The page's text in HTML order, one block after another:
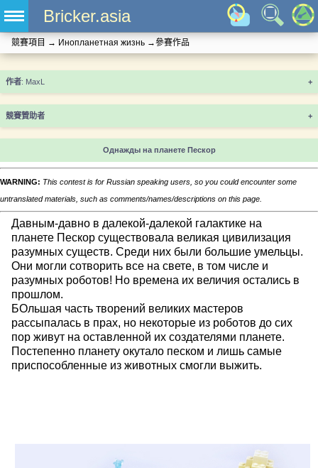
Bricker.asia
競賽項目 → Инопланетная жизнь →參賽作品
+
競賽贊助者 +
Однажды на планете Пескор
WARNING: This contest is for Russian speaking users, so you could encounter some
untranslated materials, such as comments/names/descriptions on this page.
Давным-давно в далекой-далекой галактике на
планете Пескор существовала великая цивилизация
разумных существ. Среди них были большие умельцы.
Они могли сотворить все на свете, в том числе и
разумных роботов! Но времена их величия остались в
прошлом.
БОльшая часть творений великих мастеров
рассыпалась в прах, но некоторые из роботов до сих
пор живут на оставленной их создателями планете.
Постепенно планету окутало песком и лишь самые
приспособленные из животных смогли выжить.